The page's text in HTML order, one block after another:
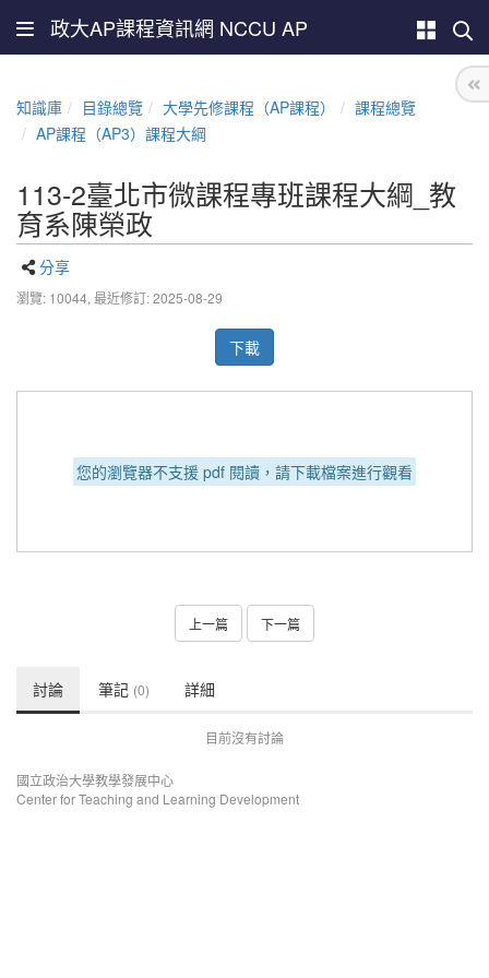
政大AP課程資訊網 NCCU AP
知識庫 目錄總覽 大學先修課程（AP課程）
課程總覽
AP課程（AP3）課程大綱
113-2臺北市微課程專班課程大綱_教
育系陳榮政
分享
瀏覽: 10044, 最近修訂: 2025-08-29
下載
您的瀏覽器不支援 pdf 閱讀，請下載檔案進行觀看
上一篇 下一篇
討論 筆記 (0) 詳細
目前沒有討論
國立政治大學教學發展中心
Center for Teaching and Learning Development